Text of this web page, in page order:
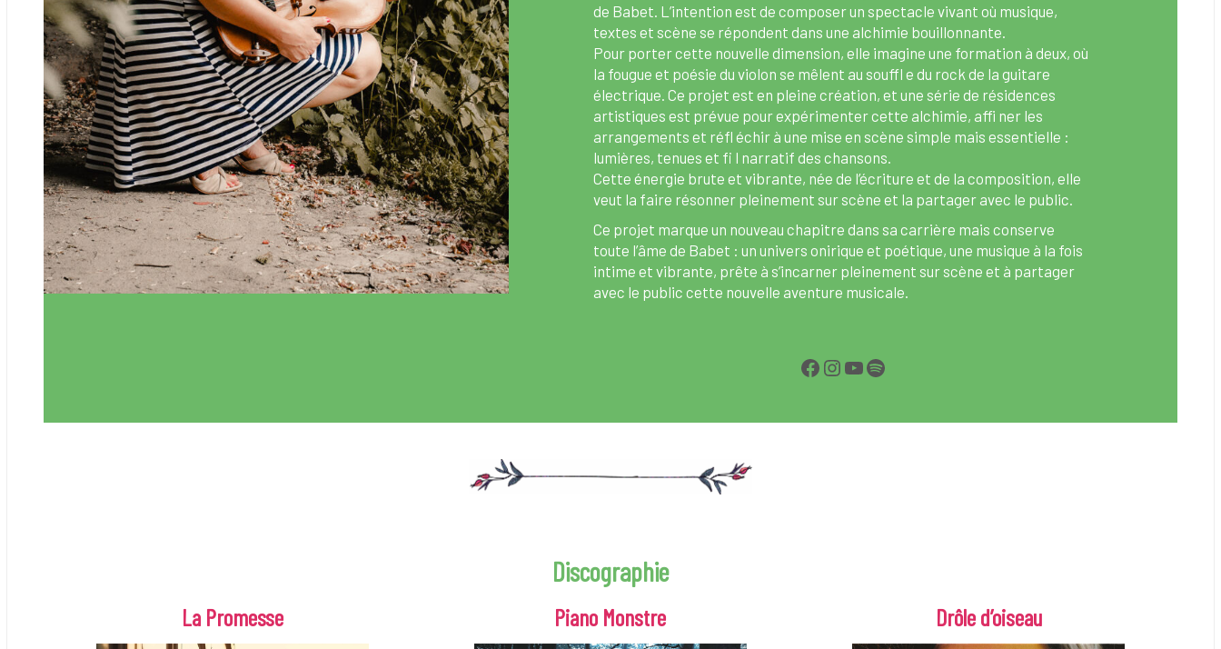
de Babet. L’intention est de composer un spectacle vivant où musique,
textes et scène se répondent dans une alchimie bouillonnante.
Pour porter cette nouvelle dimension, elle imagine une formation à deux, où
la fougue et poésie du violon se mêlent au souffl e du rock de la guitare
électrique. Ce projet est en pleine création, et une série de résidences
artistiques est prévue pour expérimenter cette alchimie, affi ner les
arrangements et réfl échir à une mise en scène simple mais essentielle :
lumières, tenues et fi l narratif des chansons.
Cette énergie brute et vibrante, née de l’écriture et de la composition, elle
veut la faire résonner pleinement sur scène et la partager avec le public.
Ce projet marque un nouveau chapitre dans sa carrière mais conserve
toute l’âme de Babet : un univers onirique et poétique, une musique à la fois
intime et vibrante, prête à s’incarner pleinement sur scène et à partager
avec le public cette nouvelle aventure musicale.
Facebook
Instagram
YouTube
Spotify
Discographie
La Promesse Piano Monstre Drôle d’oiseau